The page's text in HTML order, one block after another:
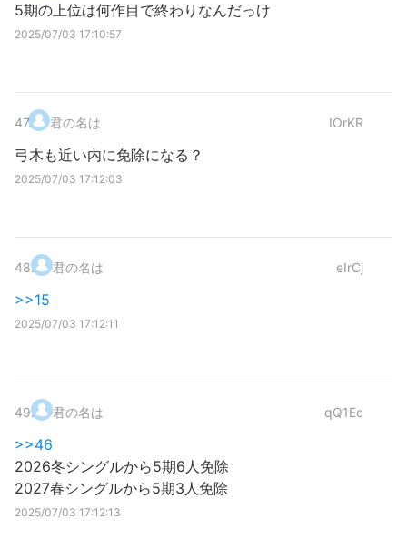
5期の上位は何作目で終わりなんだっけ
2025/07/03 17:10:57
47. 君の名は IOrKR
弓木も近い内に免除になる？
2025/07/03 17:12:03
48. 君の名は eIrCj
>>15
2025/07/03 17:12:11
49. 君の名は qQ1Ec
>>46
2026冬シングルから5期6人免除
2027春シングルから5期3人免除
2025/07/03 17:12:13